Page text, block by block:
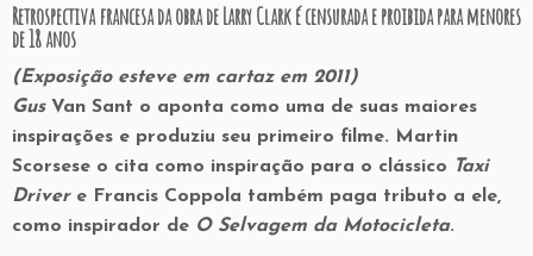
Retrospectiva francesa da obra de Larry Clark é censurada e proibida para menores
de 18 anos
(Exposição esteve em cartaz em 2011)
GusVan Sant o aponta como uma de suas maiores
inspirações e produziu seu primeiro filme. Martin
Scorsese o cita como inspiração para o clássico Taxi
Drivere Francis Coppola também paga tributo a ele,
como inspirador de O Selvagem da Motocicleta.